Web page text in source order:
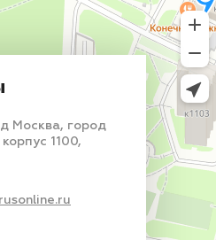
Москва, город
1100,